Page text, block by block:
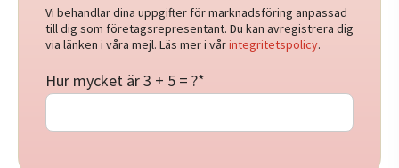
Vi behandlar dina uppgifter för marknadsföring anpassad
till dig som företagsrepresentant. Du kan avregistrera dig
via länken i våra mejl. Läs mer i vårintegritetspolicy.
Hur mycket är 3 + 5 = ?*